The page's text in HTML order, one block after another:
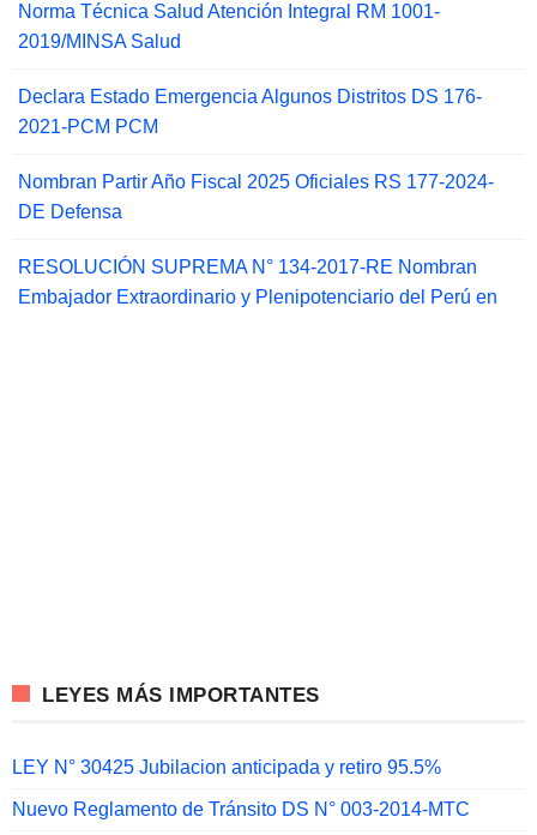
Norma Técnica Salud Atención Integral RM 1001-
2019/MINSA Salud
Declara Estado Emergencia Algunos Distritos DS 176-
2021-PCM PCM
Nombran Partir Año Fiscal 2025 Oficiales RS 177-2024-
DE Defensa
RESOLUCIÓN SUPREMA N° 134-2017-RE Nombran
Embajador Extraordinario y Plenipotenciario del Perú en
LEYES MÁS IMPORTANTES
LEY N° 30425 Jubilacion anticipada y retiro 95.5%
Nuevo Reglamento de Tránsito DS N° 003-2014-MTC